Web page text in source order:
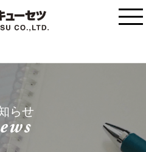
らせ